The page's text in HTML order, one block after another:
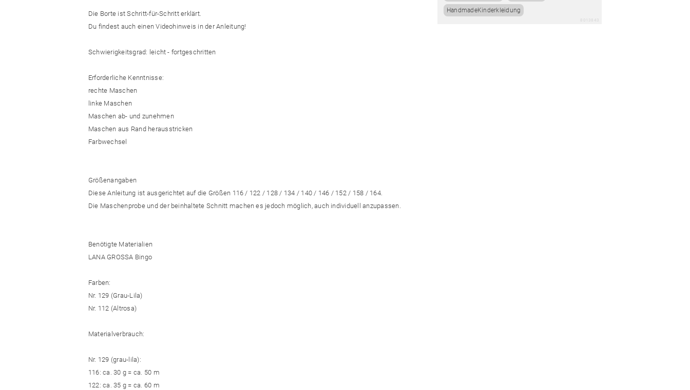
Die Borte ist Schritt-für-Schritt erklärt.
Du findest auch einen Videohinweis in der Anleitung!
Schwierigkeitsgrad: leicht - fortgeschritten
Erforderliche Kenntnisse:
rechte Maschen
linke Maschen
Maschen ab- und zunehmen
Maschen aus Rand herausstricken
Farbwechsel
Größenangaben
Diese Anleitung ist ausgerichtet auf die Größen 116 / 122 / 128 / 134 / 140 / 146 / 152 / 158 / 164.
Die Maschenprobe und der beinhaltete Schnitt machen es jedoch möglich, auch individuell anzupassen.
Benötigte Materialien
LANA GROSSA Bingo
Farben:
Nr. 129 (Grau-Lila)
Nr. 112 (Altrosa)
Materialverbrauch:
Nr. 129 (grau-lila):
116: ca. 30 g = ca. 50 m
122: ca. 35 g = ca. 60 m
HandmadeKinderkleidung